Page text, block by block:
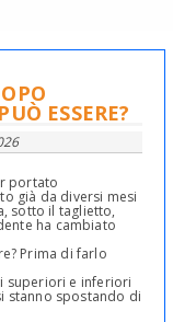
ESSERE?
portato
già da diversi mesi
sotto il taglietto,
ha cambiato
Prima di farlo
superiori e inferiori
stanno spostando di